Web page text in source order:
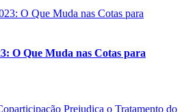
O Que Muda nas Cotas para